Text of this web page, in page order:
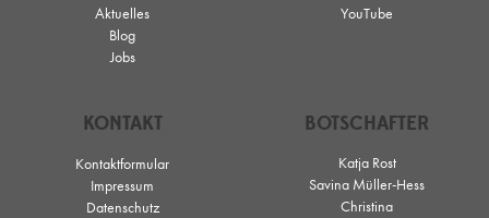
Aktuelles
Blog
Jobs
YouTube
KONTAKT
Kontaktformular
Impressum
Datenschutz
BOTSCHAFTER
Katja Rost
Savina Müller-Hess
Christina